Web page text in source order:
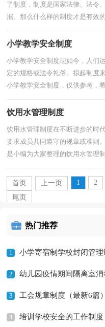
了制度，制度是国家法律、法令
据。那么什么样的制度才是有效
小学教学安全制度
小学教学安全制度现如今，人们
定的规格或法令礼俗。拟起制度
小学教学安全制度，仅供参考，
饮用水管理制度
饮用水管理制度在不断进步的时
要求成员共同遵守的规章或准则
是小编为大家整理的饮用水管理
首页 上一页 1 2
尾页
热门推荐
1 小学寄宿制学校封闭管理
2 幼儿园疫情期间隔离室消
3 工会规章制度（最新6篇）
4 培训学校安全的工作制度